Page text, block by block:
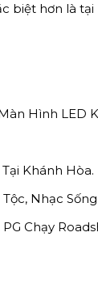
biệt hơn là
Hình LED
Khánh Hòa.
Nhạc
Chạy